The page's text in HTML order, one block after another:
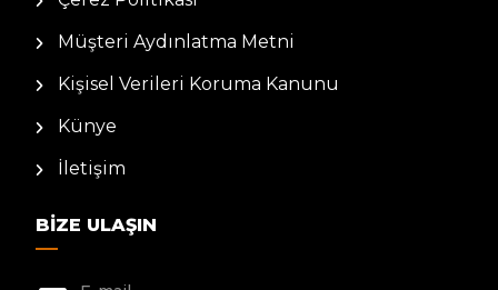
Müşteri Aydınlatma Metni
Kişisel Verileri Koruma Kanunu
Künye
İletişim
BIZE ULAŞIN